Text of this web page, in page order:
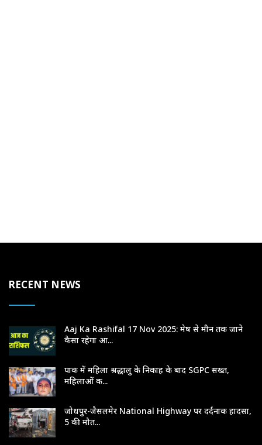
RECENT NEWS
Aaj Ka Rashifal 17 Nov 2025: मेष से मीन तक जाने
कैसा रहेगा आ...
पाक में महिला श्रद्धालु के निकाह के बाद SGPC सख्त,
महिलाओं क...
जोधपुर-जैसलमेर National Highway पर दर्दनाक हादसा,
5 की मौत...